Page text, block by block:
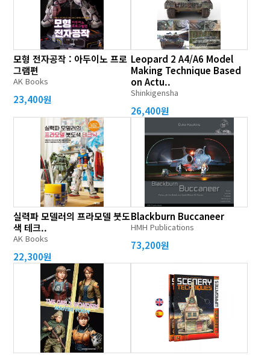
모형 전자공작 : 아두이노 프로
그램편
AK Books
23,400원
Leopard 2 A4/A6 Model
Making Technique Based
on Actu..
Shinkigensha
26,400원
실력파 모델러의 프라모델 붓도
색 테크..
AK Books
22,300원
Blackburn Buccaneer
HMH Publications
73,200원